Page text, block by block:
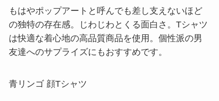
もはやポップアートと呼んでも差し支えないほど
の独特の存在感。じわじわとくる面白さ。Tシャツ
は快適な着心地の高品質商品を使用。個性派の男
友達へのサプライズにもおすすめです。
青リンゴ 顔Tシャツ